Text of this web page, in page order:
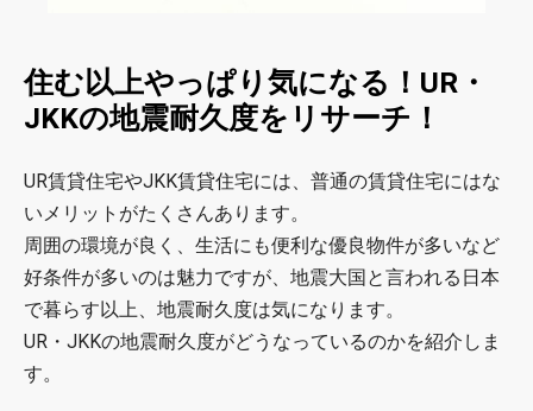
住む以上やっぱり気になる！UR・
JKKの地震耐久度をリサーチ！
UR賃貸住宅やJKK賃貸住宅には、普通の賃貸住宅にはな
いメリットがたくさんあります。
周囲の環境が良く、生活にも便利な優良物件が多いなど
好条件が多いのは魅力ですが、地震大国と言われる日本
で暮らす以上、地震耐久度は気になります。
UR・JKKの地震耐久度がどうなっているのかを紹介しま
す。